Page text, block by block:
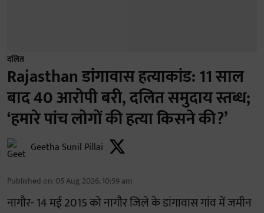
दलित
Rajasthan डांगावास हत्याकांड: 11 साल
बाद 40 आरोपी बरी, दलित समुदाय स्तब्ध;
‘हमारे पांच लोगों की हत्या किसने की?’
Geetha Sunil Pillai
Published on: 05 Aug 2026, 10:59 am
नागौर- 14 मई 2015 को नागौर जिले के डांगावास गांव में जमीन